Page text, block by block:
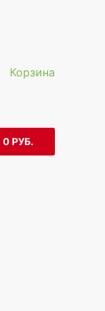
Корзина
0 РУБ.